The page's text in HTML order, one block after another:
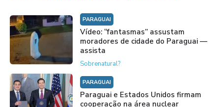
PARAGUAI
Vídeo: “fantasmas” assustam
moradores de cidade do Paraguai —
assista
Sobrenatural?
PARAGUAI
Paraguai e Estados Unidos firmam
cooperação na área nuclear